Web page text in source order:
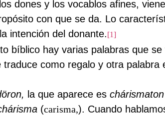
dones y los vocablos afines,
con que se da. Lo
intención del donante.[1]
bíblico hay varias palabras que se
como regalo y otra palabra
la que aparece es chárismaton
(carisma,). Cuando